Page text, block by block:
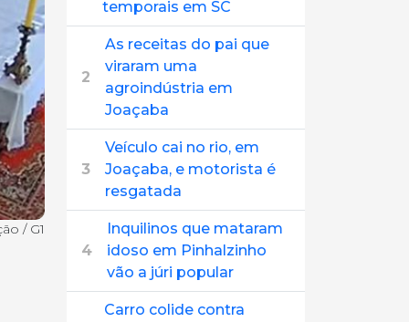
/ G1
temporais em SC
2
As receitas do pai que
viraram uma
agroindústria em
Joaçaba
3
Veículo cai no rio, em
Joaçaba, e motorista é
resgatada
4
Inquilinos que mataram
idoso em Pinhalzinho
vão a júri popular
Carro colide contra